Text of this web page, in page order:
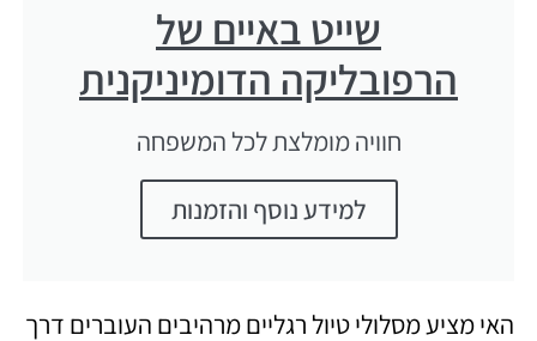
שייט באיים של
הרפובליקה הדומיניקנית
חוויה מומלצת לכל המשפחה
למידע נוסף והזמנות
האי מציע מסלולי טיול רגליים מרהיבים העוברים דרך